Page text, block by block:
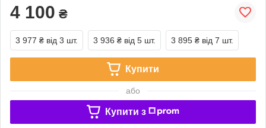
4 100 ₴
3 977 ₴ від 3 шт. 3 936 ₴ від 5 шт. 3 895 ₴ від 7 шт.
Купити
або
Купити з